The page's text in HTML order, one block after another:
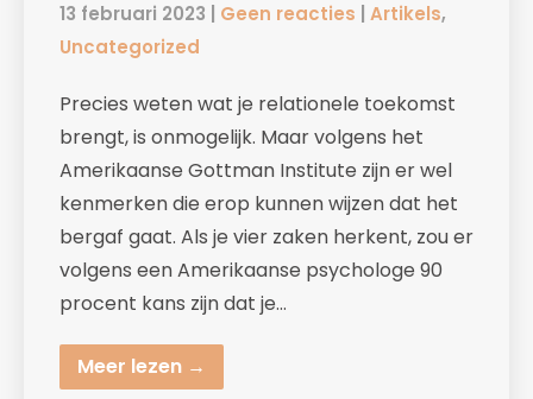
13 februari 2023 Geen reacties Artikels,
Uncategorized
Precies weten wat je relationele toekomst
brengt, is onmogelijk. Maar volgens het
Amerikaanse Gottman Institute zijn er wel
kenmerken die erop kunnen wijzen dat het
bergaf gaat. Als je vier zaken herkent, zou er
volgens een Amerikaanse psychologe 90
procent kans zijn dat je…
Meer lezen →